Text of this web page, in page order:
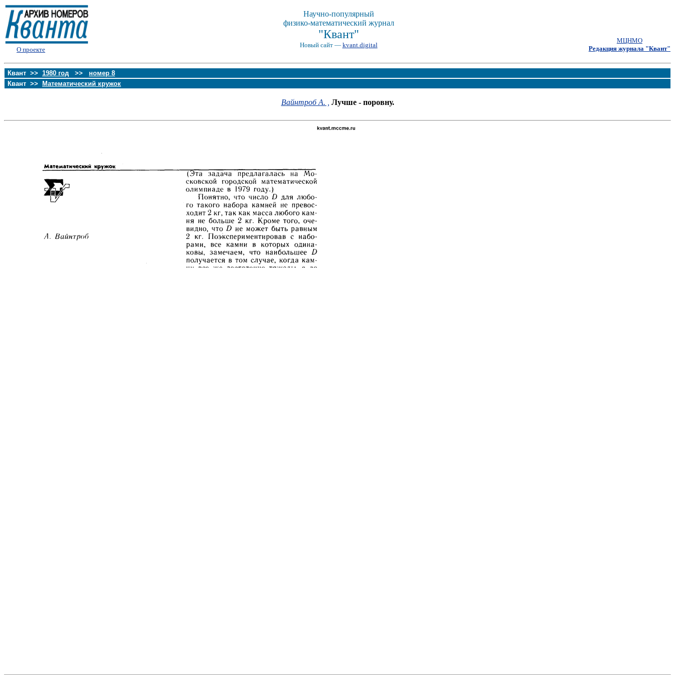
О проекте
Научно-популярный
физико-математический журнал
"Квант"
Новый сайт — kvant.digital
МЦНМО
Редакция журнала "Квант"
Квант >> 1980 год >> номер 8
Квант >>
Математический кружок
Вайнтроб А. , Лучше - поровну.